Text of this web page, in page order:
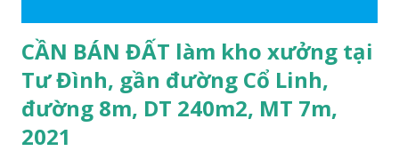
CẦN BÁN ĐẤT làm kho xưởng tại
Tư Đình, gần đường Cổ Linh,
đường 8m, DT 240m2, MT 7m,
2021